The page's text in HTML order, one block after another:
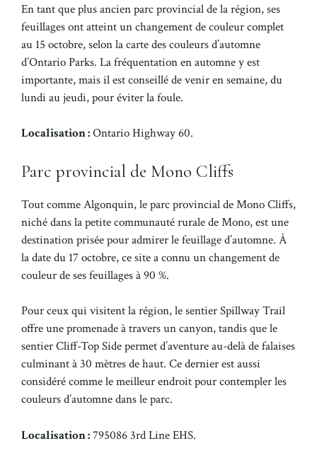
En tant que plus ancien parc provincial de la région, ses
feuillages ont atteint un changement de couleur complet
au 15 octobre, selon la carte des couleurs d’automne
d’Ontario Parks. La fréquentation en automne y est
importante, mais il est conseillé de venir en semaine, du
lundi au jeudi, pour éviter la foule.
Localisation :Ontario Highway 60.
Parc provincial de Mono Cliffs
Tout comme Algonquin, le parc provincial de Mono Cliffs,
niché dans la petite communauté rurale de Mono, est une
destination prisée pour admirer le feuillage d’automne. À
la date du 17 octobre, ce site a connu un changement de
couleur de ses feuillages à 90 %.
Pour ceux qui visitent la région, le sentier Spillway Trail
offre une promenade à travers un canyon, tandis que le
sentier Cliff-Top Side permet d’aventure au-delà de falaises
culminant à 30 mètres de haut. Ce dernier est aussi
considéré comme le meilleur endroit pour contempler les
couleurs d’automne dans le parc.
Localisation :795086 3rd Line EHS.